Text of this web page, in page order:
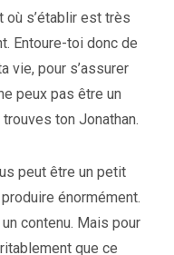
où s’établir est très
Entoure-toi donc de
vie, pour s’assurer
peux pas être un
trouves ton Jonathan.
peut être un petit
énormément.
contenu. Mais pour
que ce